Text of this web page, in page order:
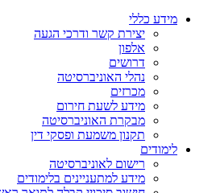
מידע כללי
יצירת קשר ודרכי הגעה
אלפון
דרושים
נהלי האוניברסיטה
מכרזים
מידע לשעת חירום
מבקרת האוניברסיטה
תקנון משמעת ופסקי דין
לימודים
רישום לאוניברסיטה
מידע למתעניינים בלימודים